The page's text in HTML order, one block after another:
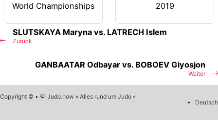
World Championships 2019
Zurück
SLUTSKAYA Maryna vs. LATRECH Islem
Weiter
GANBAATAR Odbayar vs. BOBOEV Giyosjon
Copyright © • 🥋 Judo.how » Alles rund um Judo «
Deutsch